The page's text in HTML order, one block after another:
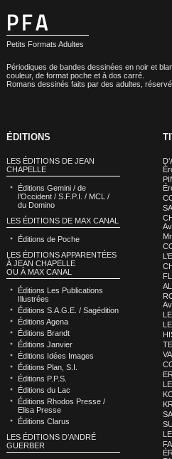
Petits Formats Adultes
Périodiques de bandes dessinées en noir et
couleur, de format poche et à dos carré.
Romans dessinés faits par des adultes,
ÉDITIONS
LES ÉDITIONS DE JEAN
CHAPELLE
Éditions Gemini / de
l’Occident / S.F.P.I. / MCL /
du Domino
LES ÉDITIONS DE MAX CANAL
Éditions de Poche
LES ÉDITIONS APPARENTÉES
À JEAN CHAPELLE
OU À MAX CANAL
Éditions Les Publications
Illustrées
Éditions S.A.G.E. / Sagédition
Éditions Agena
Éditions Brandt
Éditions Janvier
Éditions Idées Images
Éditions Plan, S.I.
Éditions P.P.S.
Éditions du Lac
Éditions Rhodos Presse /
Elisa Presse
Éditions Clarus
LES ÉDITIONS D’ANDRÉ
GUERBER